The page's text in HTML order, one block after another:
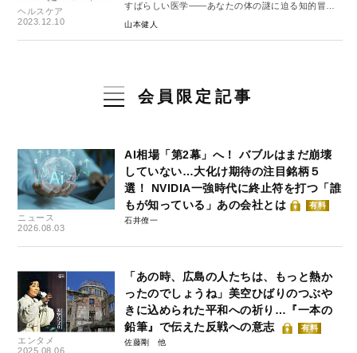
ヘルスケア
2023.12.10
すばらしい医学――あなたの体の謎に迫る知的冒
険 #1
山本健人
会員限定記事
ニュース
2026.08.03
AI相場「第2幕」へ！ バブルはまだ崩壊
していない…大化け期待の注目銘柄５
選！ NVIDIA一強時代に終止符を打つ「誰
もが知っている」あの会社とは
有料
石井僚一
エンタメ
2025.08.06
「あの時、広島の人たちは、もっと熱か
ったのでしょうね」美空ひばりのつぶや
きに込められた平和への祈り…『一本の
鉛筆』で伝えた反戦への意志
有料
佐藤剛